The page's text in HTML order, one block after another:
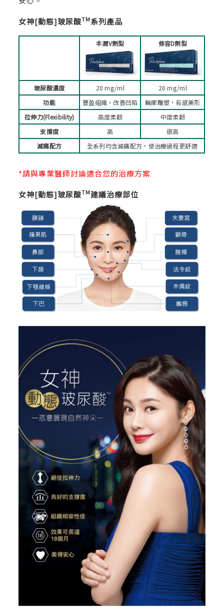
女神[動態]玻尿酸TM系列產品
丰潤V劑型 修容D劑型
玻尿酸濃度 20 mg/ml
20 mg/ml
功能
豐盈組織，改善凹陷
輪廓雕塑，有感美形
拉伸力(Flexibility)
高度柔韌
中度柔韌
支撐度
高
很高
減痛配方
全系列均含減痛配方，使治療過程更舒適
*請與專業醫師討論適合您的治療方案
女神[動態]玻尿酸TM建議治療部位